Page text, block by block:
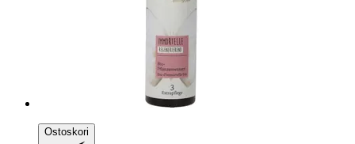
Ostoskori